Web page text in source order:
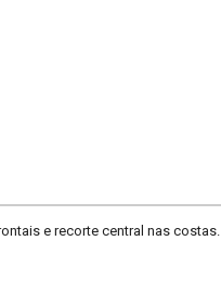
e recorte central nas costas.